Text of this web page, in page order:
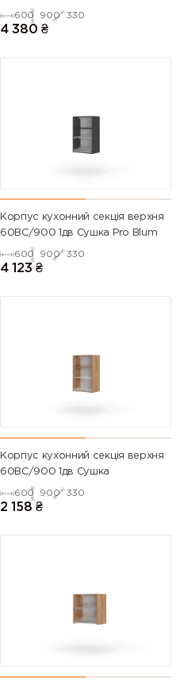
600 900 330
4 380 ₴
Корпус кухонний секцiя верхня
60ВС/900 1дв Сушка Pro Blum
600 900 330
4 123 ₴
Корпус кухонний секцiя верхня
60ВС/900 1дв Сушка
600 900 330
2 158 ₴